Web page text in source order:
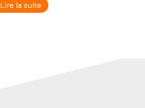
Lire la suite